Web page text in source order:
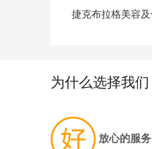
为什么选择我们
放心的服务